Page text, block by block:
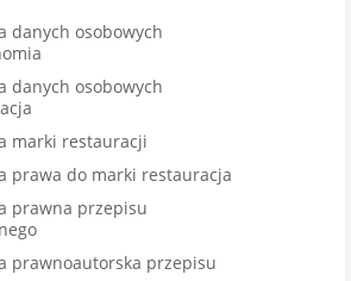
danych osobowych
danych osobowych
marki restauracji
prawa do marki restauracja
prawna przepisu
prawnoautorska przepisu